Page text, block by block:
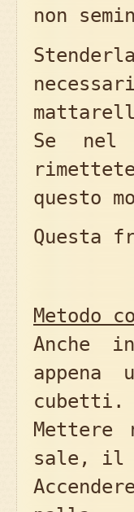
non
Se nel
questo
Questa
Metodo
Anche
cubetti.
sale, il